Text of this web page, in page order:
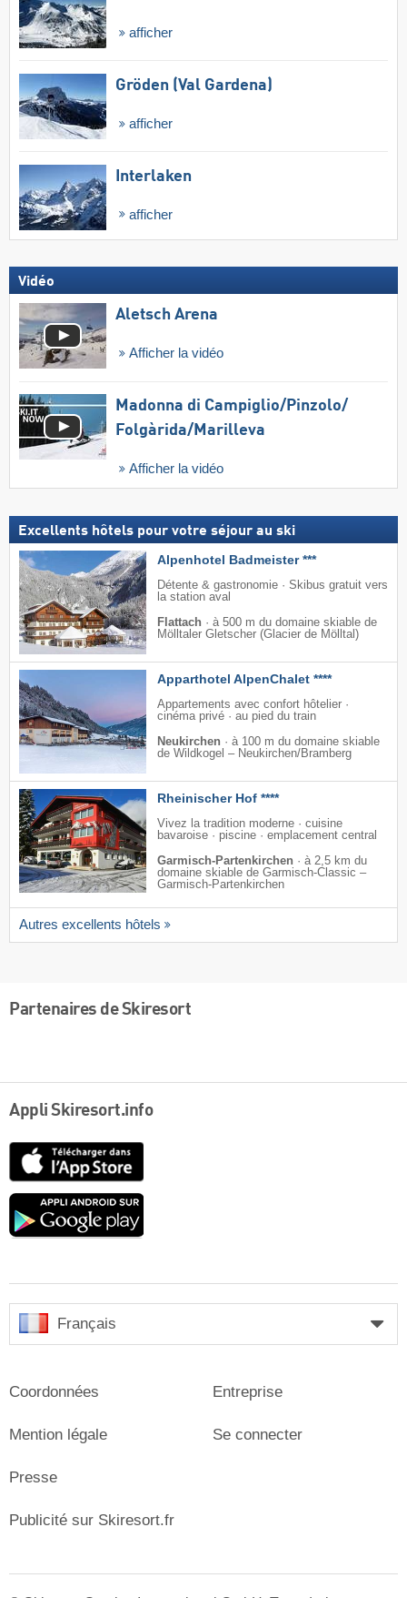
afficher
Gröden (Val Gardena)
afficher
Interlaken
afficher
Vidéo
Aletsch Arena
Afficher la vidéo
Madonna di Campiglio/​Pinzolo/​
Folgàrida/​Marilleva
Afficher la vidéo
Excellents hôtels pour votre séjour au ski
Alpenhotel Badmeister ***
Détente & gastronomie · Skibus gratuit vers
la station aval
Flattach · à 500 m du domaine skiable de
Mölltaler Gletscher (Glacier de Mölltal)
Apparthotel AlpenChalet ****
Appartements avec confort hôtelier ·
cinéma privé · au pied du train
Neukirchen · à 100 m du domaine skiable
de Wildkogel – Neukirchen/​Bramberg
Rheinischer Hof ****
Vivez la tradition moderne · cuisine
bavaroise · piscine · emplacement central
Garmisch-Partenkirchen · à 2,5 km du
domaine skiable de Garmisch-Classic –
Garmisch-Partenkirchen
Autres excellents hôtels
Partenaires de Skiresort
Appli Skiresort.info
Google
Français
Coordonnées
Mention légale
Presse
Entreprise
Se connecter
Publicité sur Skiresort.fr